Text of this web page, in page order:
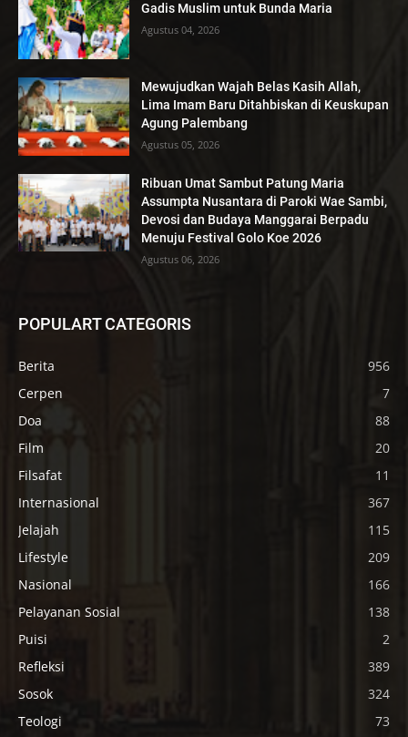
Gadis Muslim untuk Bunda Maria
Agustus 04, 2026
Mewujudkan Wajah Belas Kasih Allah,
Lima Imam Baru Ditahbiskan di Keuskupan
Agung Palembang
Agustus 05, 2026
Ribuan Umat Sambut Patung Maria
Assumpta Nusantara di Paroki Wae Sambi,
Devosi dan Budaya Manggarai Berpadu
Menuju Festival Golo Koe 2026
Agustus 06, 2026
POPULART CATEGORIS
Berita
956
Cerpen
7
Doa
88
Film
20
Filsafat
11
Internasional
367
Jelajah
115
Lifestyle
209
Nasional
166
Pelayanan Sosial
138
Puisi
2
Refleksi
389
Sosok
324
Teologi
73